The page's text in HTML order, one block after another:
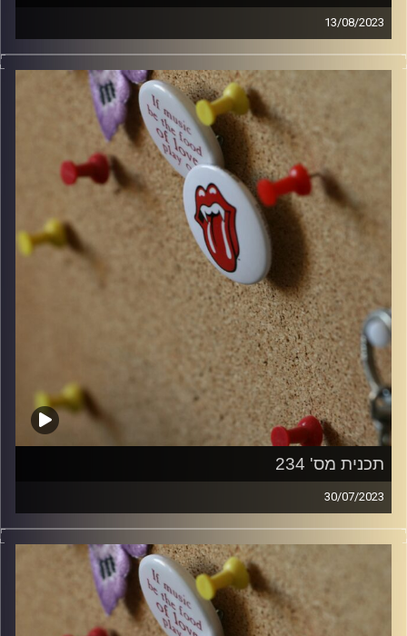
13/08/2023
קלאסיקות רוק עם אורן הוף.
סינגלים ישראלים חדשים ופרידה מרובי רוברטסון זכרונו
קרדיט תמונות:włodi
תכנית מס' 234
30/07/2023
חוגגים 11 שנים של קוואדרופוניה!
קלאסיקות רוק עם אורן הוף.
קרדיט תמונות: włodi